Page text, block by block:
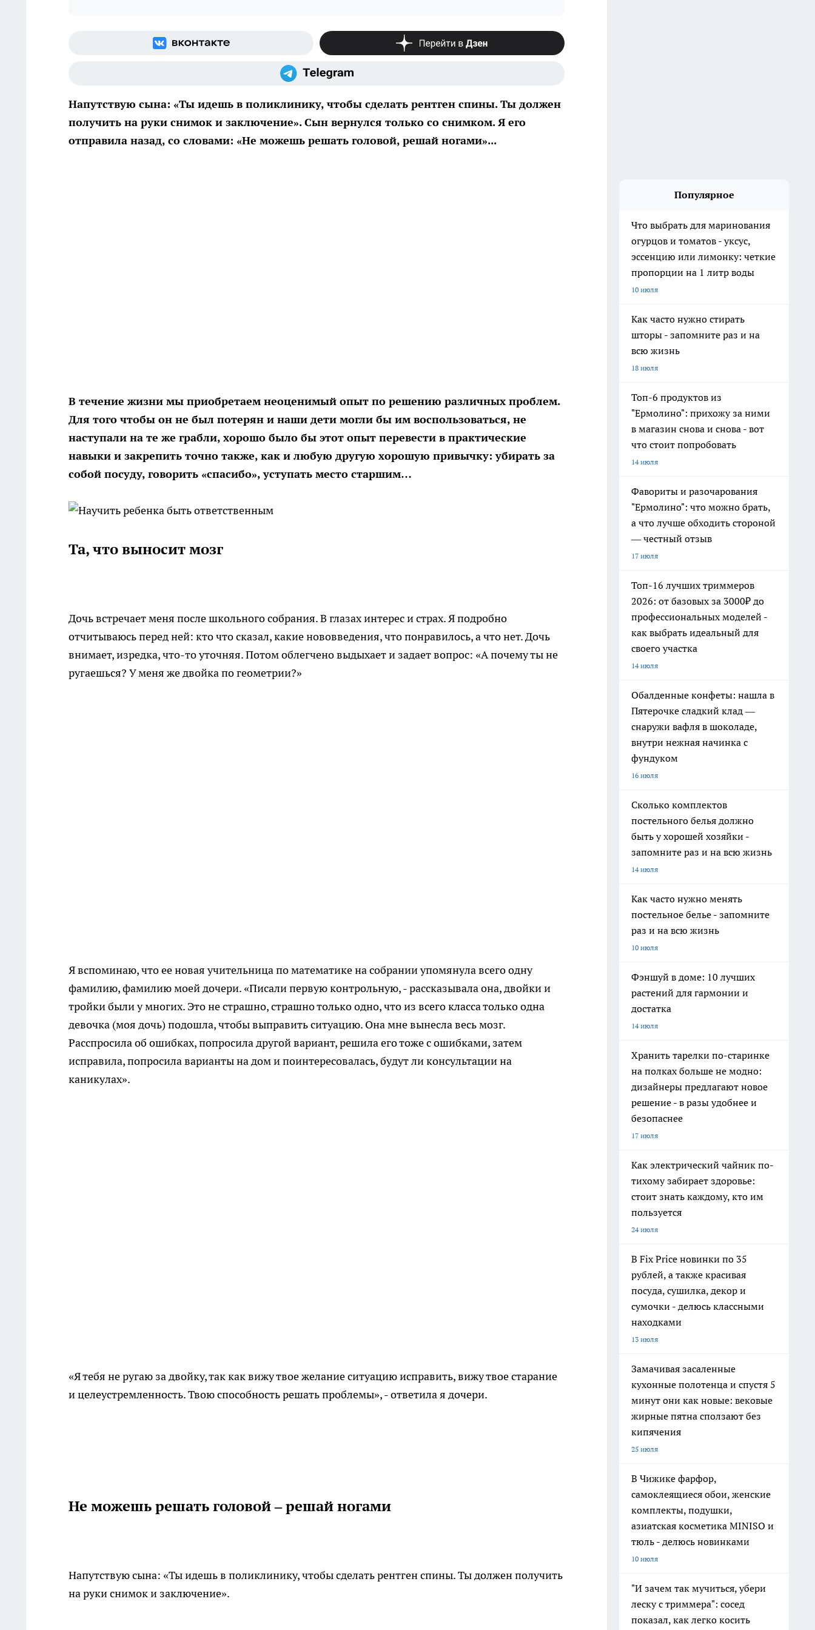
Напутствую сына: «Ты идешь в поликлинику, чтобы сделать рентген спины. Ты должен
получить на руки снимок и заключение». Сын вернулся только со снимком. Я его
отправила назад, со словами: «Не можешь решать головой, решай ногами»...
В течение жизни мы приобретаем неоценимый опыт по решению различных проблем.
Для того чтобы он не был потерян и наши дети могли бы им воспользоваться, не
наступали на те же грабли, хорошо было бы этот опыт перевести в практические
навыки и закрепить точно также, как и любую другую хорошую привычку: убирать за
собой посуду, говорить «спасибо», уступать место старшим…
Та, что выносит мозг
Дочь встречает меня после школьного собрания. В глазах интерес и страх. Я подробно
отчитываюсь перед ней: кто что сказал, какие нововведения, что понравилось, а что нет. Дочь
внимает, изредка, что-то уточняя. Потом облегчено выдыхает и задает вопрос: «А почему ты не
ругаешься? У меня же двойка по геометрии?»
Я вспоминаю, что ее новая учительница по математике на собрании упомянула всего одну
фамилию, фамилию моей дочери. «Писали первую контрольную, - рассказывала она, двойки и
тройки были у многих. Это не страшно, страшно только одно, что из всего класса только одна
девочка (моя дочь) подошла, чтобы выправить ситуацию. Она мне вынесла весь мозг.
Расспросила об ошибках, попросила другой вариант, решила его тоже с ошибками, затем
исправила, попросила варианты на дом и поинтересовалась, будут ли консультации на
каникулах».
«Я тебя не ругаю за двойку, так как вижу твое желание ситуацию исправить, вижу твое старание
и целеустремленность. Твою способность решать проблемы», - ответила я дочери.
Не можешь решать головой – решай ногами
Напутствую сына: «Ты идешь в поликлинику, чтобы сделать рентген спины. Ты должен получить
на руки снимок и заключение».
Популярное
Что выбрать для маринования
огурцов и томатов - уксус,
эссенцию или лимонку: четкие
пропорции на 1 литр воды
10 июля
Как часто нужно стирать
шторы - запомните раз и на
всю жизнь
18 июля
Топ-6 продуктов из
"Ермолино": прихожу за ними
в магазин снова и снова - вот
что стоит попробовать
14 июля
Фавориты и разочарования
"Ермолино": что можно брать,
а что лучше обходить стороной
— честный отзыв
17 июля
Топ-16 лучших триммеров
2026: от базовых за 3000₽ до
профессиональных моделей -
как выбрать идеальный для
своего участка
14 июля
Обалденные конфеты: нашла в
Пятерочке сладкий клад —
снаружи вафля в шоколаде,
внутри нежная начинка с
фундуком
16 июля
Сколько комплектов
постельного белья должно
быть у хорошей хозяйки -
запомните раз и на всю жизнь
14 июля
Как часто нужно менять
постельное белье - запомните
раз и на всю жизнь
10 июля
Фэншуй в доме: 10 лучших
растений для гармонии и
достатка
14 июля
Хранить тарелки по-старинке
на полках больше не модно:
дизайнеры предлагают новое
решение - в разы удобнее и
безопаснее
17 июля
Как электрический чайник по-
тихому забирает здоровье:
стоит знать каждому, кто им
пользуется
24 июля
В Fix Price новинки по 35
рублей, а также красивая
посуда, сушилка, декор и
сумочки - делюсь классными
находками
13 июля
Замачивая засаленные
кухонные полотенца и спустя 5
минут они как новые: вековые
жирные пятна сползают без
кипячения
25 июля
В Чижике фарфор,
самоклеящиеся обои, женские
комплекты, подушки,
азиатская косметика MINISO и
тюль - делюсь новинками
10 июля
"И зачем так мучиться, убери
леску с триммера": сосед
показал, как легко косить